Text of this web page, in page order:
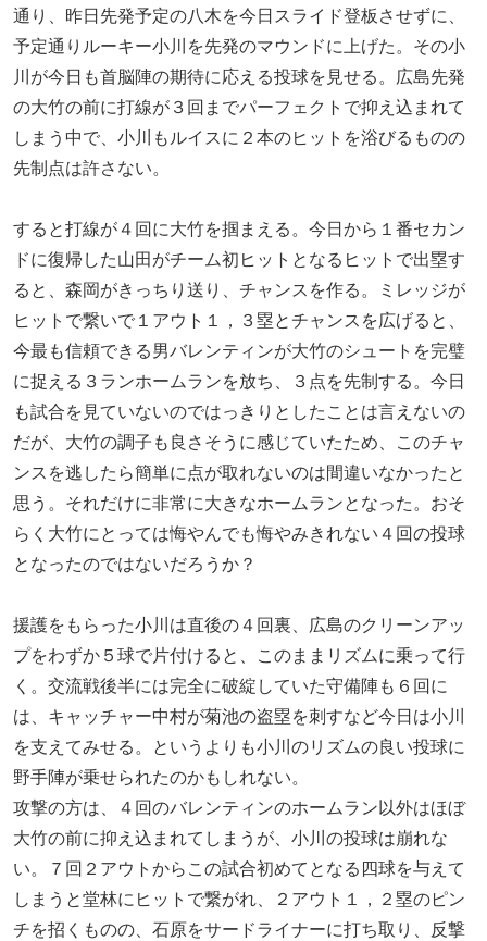
通り、昨日先発予定の八木を今日スライド登板させずに、
予定通りルーキー小川を先発のマウンドに上げた。その小
川が今日も首脳陣の期待に応える投球を見せる。広島先発
の大竹の前に打線が３回までパーフェクトで抑え込まれて
しまう中で、小川もルイスに２本のヒットを浴びるものの
先制点は許さない。
すると打線が４回に大竹を掴まえる。今日から１番セカン
ドに復帰した山田がチーム初ヒットとなるヒットで出塁す
ると、森岡がきっちり送り、チャンスを作る。ミレッジが
ヒットで繋いで１アウト１，３塁とチャンスを広げると、
今最も信頼できる男バレンティンが大竹のシュートを完璧
に捉える３ランホームランを放ち、３点を先制する。今日
も試合を見ていないのではっきりとしたことは言えないの
だが、大竹の調子も良さそうに感じていたため、このチャ
ンスを逃したら簡単に点が取れないのは間違いなかったと
思う。それだけに非常に大きなホームランとなった。おそ
らく大竹にとっては悔やんでも悔やみきれない４回の投球
となったのではないだろうか？
援護をもらった小川は直後の４回裏、広島のクリーンアッ
プをわずか５球で片付けると、このままリズムに乗って行
く。交流戦後半には完全に破綻していた守備陣も６回に
は、キャッチャー中村が菊池の盗塁を刺すなど今日は小川
を支えてみせる。というよりも小川のリズムの良い投球に
野手陣が乗せられたのかもしれない。
攻撃の方は、４回のバレンティンのホームラン以外はほぼ
大竹の前に抑え込まれてしまうが、小川の投球は崩れな
い。７回２アウトからこの試合初めてとなる四球を与えて
しまうと堂林にヒットで繋がれ、２アウト１，２塁のピン
チを招くものの、石原をサードライナーに打ち取り、反撃